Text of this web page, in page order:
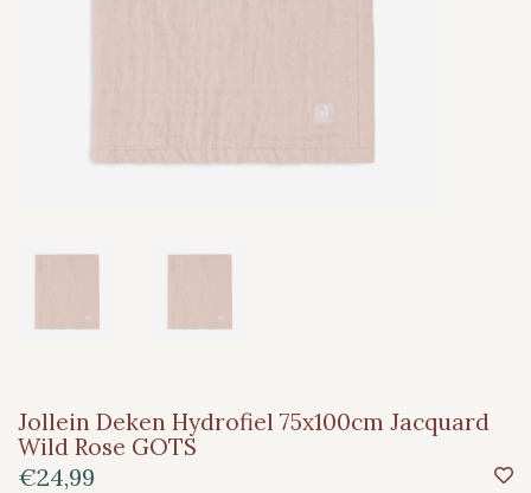
Jollein Deken Hydrofiel 75x100cm Jacquard
Wild Rose GOTS
€24,99